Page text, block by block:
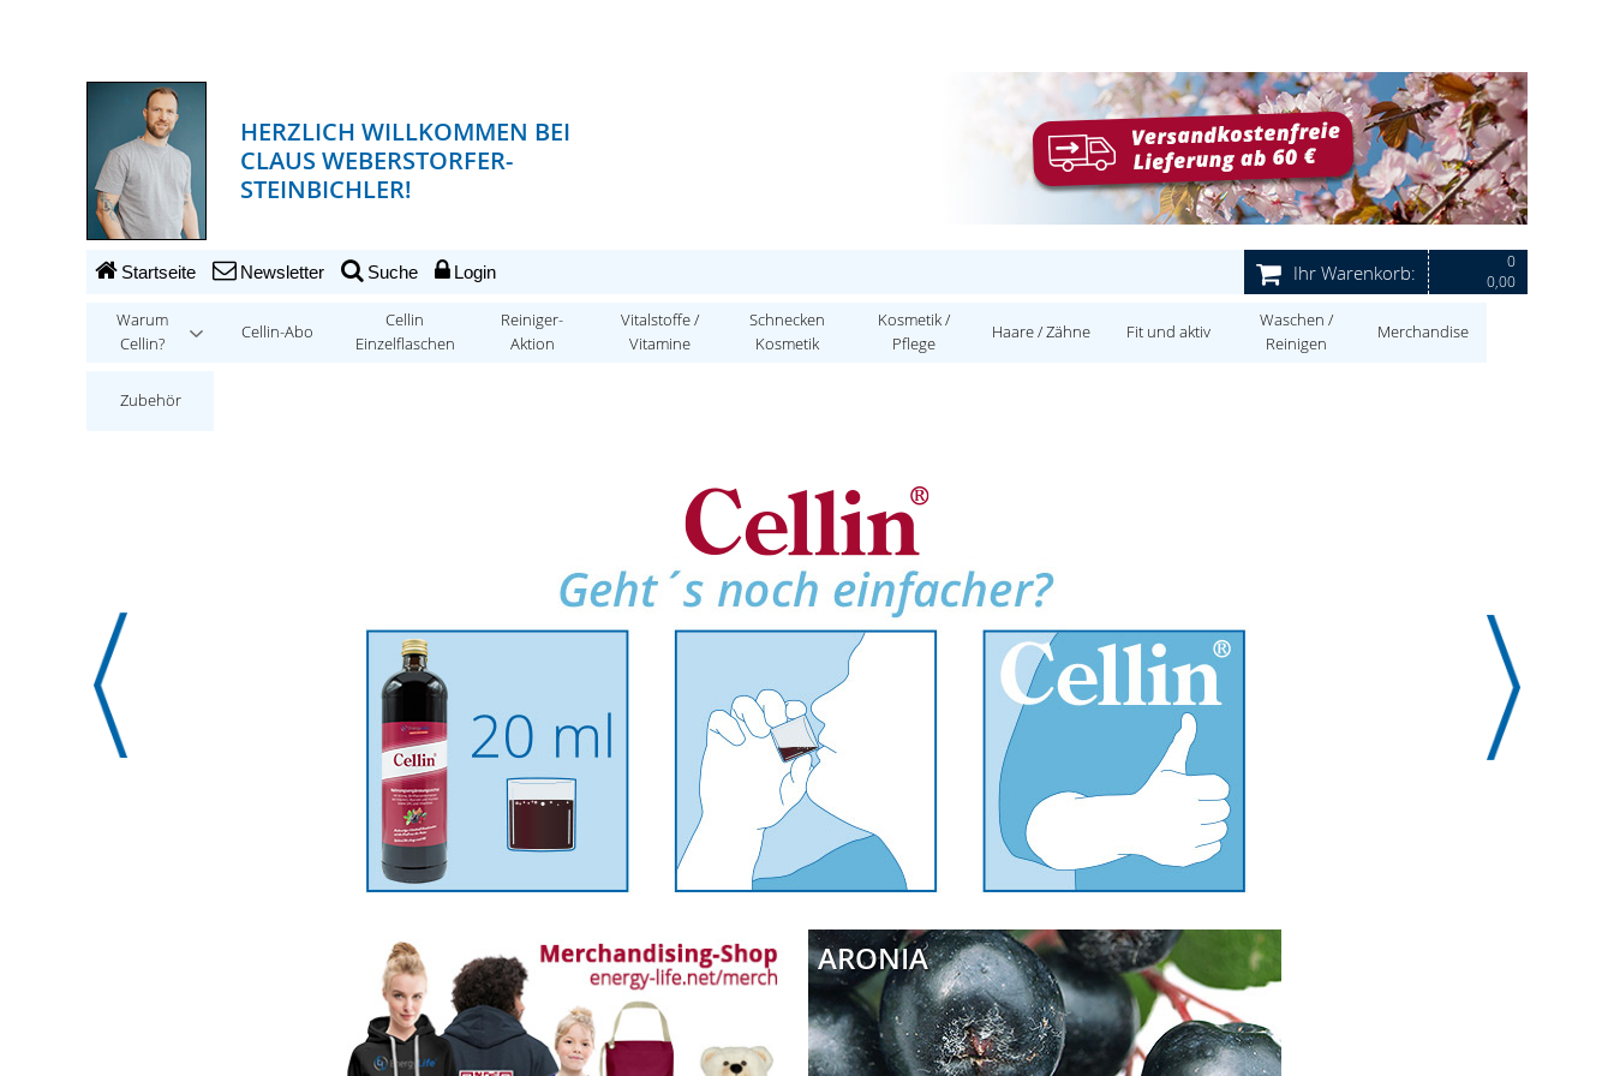
HERZLICH WILLKOMMEN BEI
CLAUS WEBERSTORFER-
STEINBICHLER!
Ihr Warenkorb:
0
0,00
Startseite Newsletter Suche Login
Warum
Cellin?
Cellin-Abo
Cellin
Einzelflaschen
Reiniger-
Aktion
Vitalstoffe /
Vitamine
Schnecken
Kosmetik
Kosmetik /
Pflege
Haare / Zähne Fit und aktiv
Waschen /
Reinigen
Merchandise
Zubehör
ARONIA